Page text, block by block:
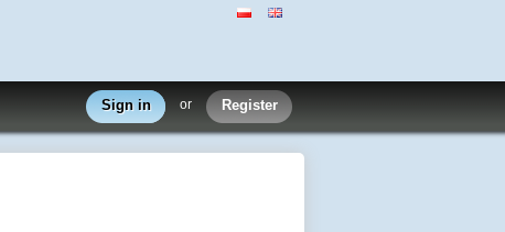
Sign in or Register